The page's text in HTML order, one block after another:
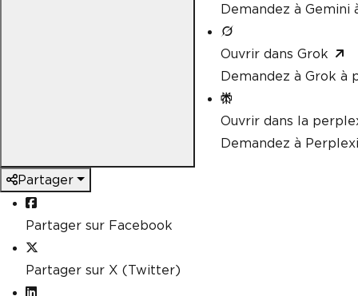
Demandez à
Ouvrir dans Grok
Demandez à Grok à
Ouvrir dans la
Demandez à
Partager
Partager sur Facebook
Partager sur X (Twitter)